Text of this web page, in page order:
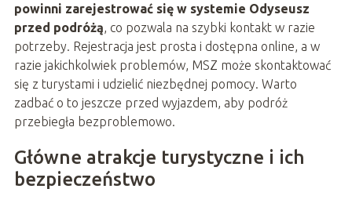
powinni zarejestrować się w systemie Odyseusz
przed podróżą, co pozwala na szybki kontakt w razie
potrzeby. Rejestracja jest prosta i dostępna online, a w
razie jakichkolwiek problemów, MSZ może skontaktować
się z turystami i udzielić niezbędnej pomocy. Warto
zadbać o to jeszcze przed wyjazdem, aby podróż
przebiegła bezproblemowo.
Główne atrakcje turystyczne i ich
bezpieczeństwo